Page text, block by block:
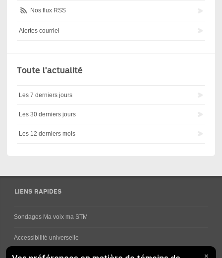
Nos flux RSS
Alertes courriel
Toute l'actualité
Les 7 derniers jours
Les 30 derniers jours
Les 12 derniers mois
LIENS RAPIDES
Sondages Ma voix ma STM
Accessibilité universelle